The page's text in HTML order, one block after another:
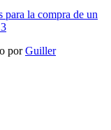
para la compra de un
porGuiller